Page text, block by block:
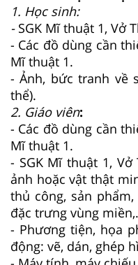
1. Học sinh:
-SGK Mĩ thuật 1, Vở
- Các đồ dùng cần
Mĩ thuật 1.
- Ảnh, bức tranh về
thể).
2. Giáo viên:
- Các đồ dùng cần
Mĩ thuật 1.
- SGK Mĩ thuật 1,
ảnh hoặc vật thật
thủ công, sản
đặc trưng vùng
- Phương tiện, họa
động: vẽ, dán, ghép